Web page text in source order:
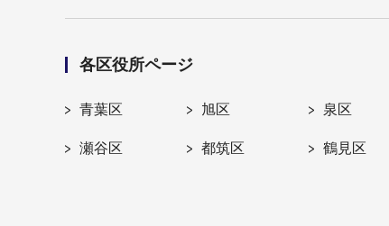
各区役所ページ
青葉区 旭区 泉区
瀬谷区 都筑区 鶴見区